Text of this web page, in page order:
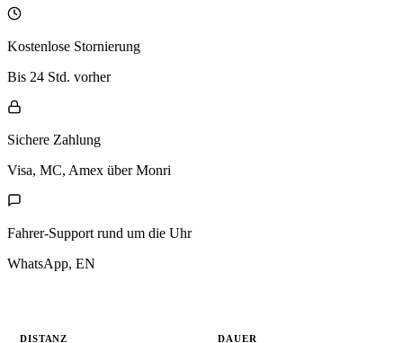
Kostenlose Stornierung
Bis 24 Std. vorher
Sichere Zahlung
Visa, MC, Amex über Monri
Fahrer-Support rund um die Uhr
WhatsApp, EN
DISTANZ DAUER